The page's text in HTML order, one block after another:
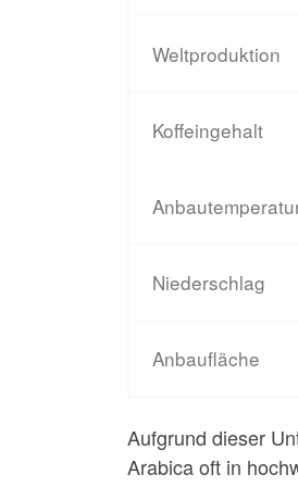
Weltproduktion
Koffeingehalt
Niederschlag
Anbaufläche
Aufgrund dieser
Arabica oft in